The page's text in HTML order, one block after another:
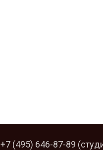
+7 (495) 646-87-89